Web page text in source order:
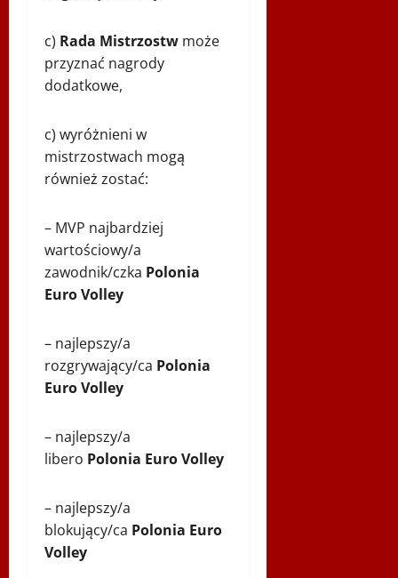
c) Rada Mistrzostw może
przyznać nagrody
dodatkowe,
c) wyróżnieni w
mistrzostwach mogą
również zostać:
– MVP najbardziej
wartościowy/a
zawodnik/czka Polonia
Euro Volley
– najlepszy/a
rozgrywający/ca Polonia
Euro Volley
– najlepszy/a
libero Polonia Euro Volley
– najlepszy/a
blokujący/ca Polonia Euro
Volley